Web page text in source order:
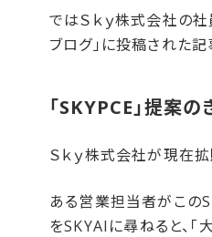
ではＳｋｙ株式会社の
ブログ」に投稿された
「SKYPCE」​提案
Ｓｋｙ株式会社が現在
ある営業担当者がこの
をSKYAIに尋ねると、「